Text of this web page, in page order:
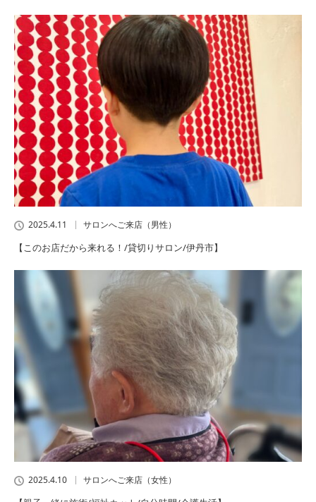
2025.4.11 サロンへご来店（男性）
【このお店だから来れる！/貸切りサロン/伊丹市】
2025.4.10 サロンへご来店（女性）